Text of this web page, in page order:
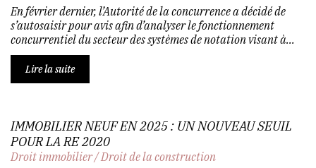
En février dernier, l’Autorité de la concurrence a décidé de
s’autosaisir pour avis afin d’analyser le fonctionnement
concurrentiel du secteur des systèmes de notation visant à...
Lire la suite
IMMOBILIER NEUF EN 2025 : UN NOUVEAU SEUIL
POUR LA RE 2020
Droit immobilier/Droit de la construction